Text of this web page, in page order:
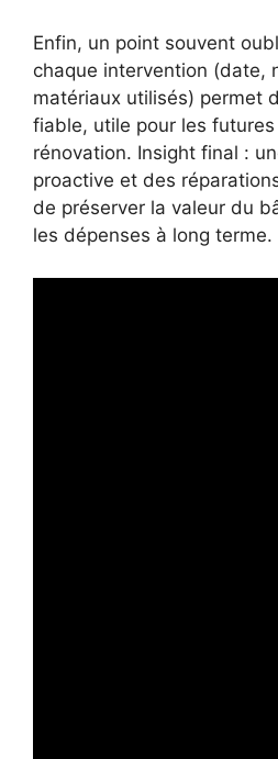
Enfin, un point souvent
chaque intervention (date,
matériaux utilisés) permet
fiable, utile pour les
rénovation. Insight final :
proactive et des
de préserver la valeur du
les dépenses à long terme.